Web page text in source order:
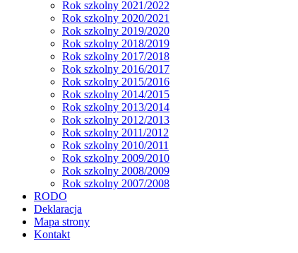
Rok szkolny 2021/2022
Rok szkolny 2020/2021
Rok szkolny 2019/2020
Rok szkolny 2018/2019
Rok szkolny 2017/2018
Rok szkolny 2016/2017
Rok szkolny 2015/2016
Rok szkolny 2014/2015
Rok szkolny 2013/2014
Rok szkolny 2012/2013
Rok szkolny 2011/2012
Rok szkolny 2010/2011
Rok szkolny 2009/2010
Rok szkolny 2008/2009
Rok szkolny 2007/2008
RODO
Deklaracja
Mapa strony
Kontakt